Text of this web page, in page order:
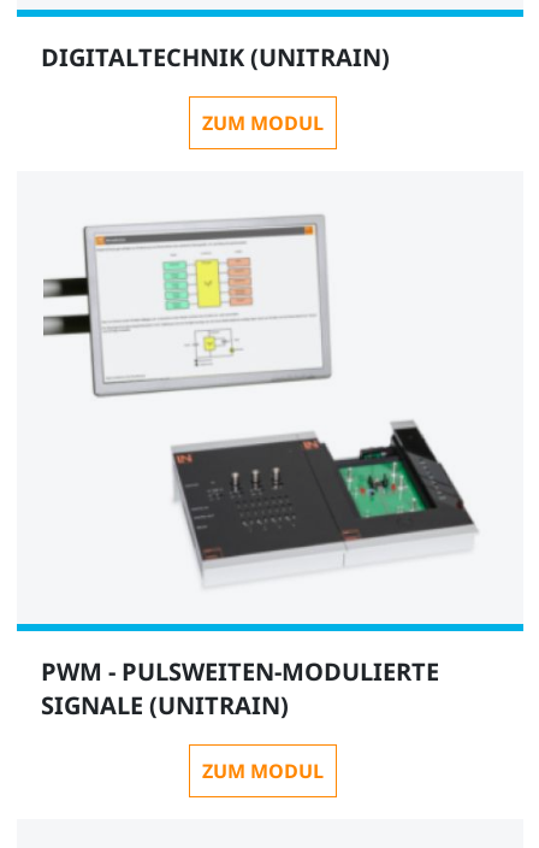
DIGITALTECHNIK (UNITRAIN)
ZUM MODUL
PWM - PULSWEITEN-MODULIERTE
SIGNALE (UNITRAIN)
ZUM MODUL